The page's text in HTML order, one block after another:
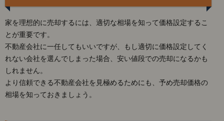
家を理想的に売却するには、適切な相場を知って価格設定するこ
とが重要です。
不動産会社に一任してもいいですが、もし適切に価格設定してく
れない会社を選んでしまった場合、安い値段での売却になるかも
しれません。
より信頼できる不動産会社を見極めるためにも、予め売却価格の
相場を知っておきましょう。